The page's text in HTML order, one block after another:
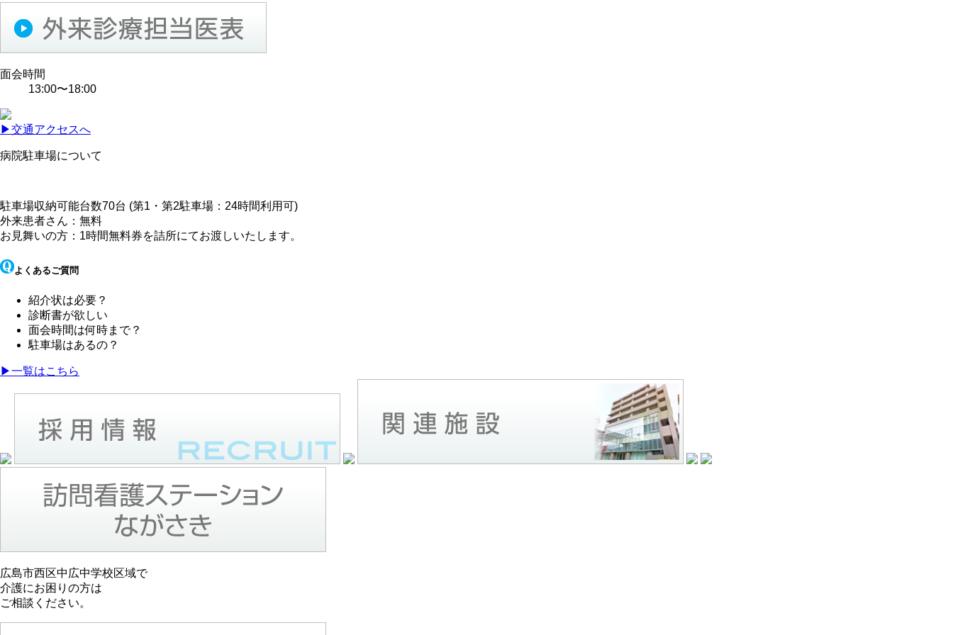
面会時間
13:00〜18:00
▶︎交通アクセスへ
病院駐車場について
駐車場収納可能台数70台 (第1・第2駐車場：24時間利用可)
外来患者さん：無料
お見舞いの方：1時間無料券を詰所にてお渡しいたします。
よくあるご質問
紹介状は必要？
診断書が欲しい
面会時間は何時まで？
駐車場はあるの？
▶︎一覧はこちら
広島市西区中広中学校区域で
介護にお困りの方は
ご相談ください。